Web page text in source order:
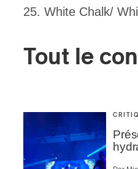
25. White Chalk/
Tout le